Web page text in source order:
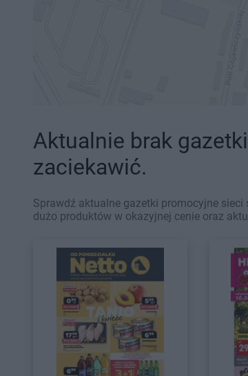
Aktualnie brak
zaciekawić.
Sprawdź aktualne gazetki promocyjne
dużo produktów w okazyjnej cenie oraz